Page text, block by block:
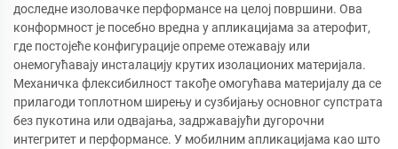
доследне изоловачке перформансе на целој површини. Ова
конформност је посебно вредна у апликацијама за атерофит,
где постојеће конфигурације опреме отежавају или
онемогућавају инсталацију крутих изолационих материјала.
Механичка флексибилност такође омогућава материјалу да се
прилагоди топлотном ширењу и сузбијању основног супстрата
без пукотина или одвајања, задржавајући дугорочни
интегритет и перформансе. У мобилним апликацијама као што